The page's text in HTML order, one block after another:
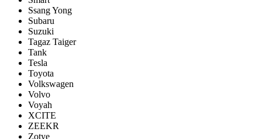
Ssang Yong
Subaru
Suzuki
Tagaz Taiger
Tank
Tesla
Toyota
Volkswagen
Volvo
Voyah
XCITE
ZEEKR
Zotye